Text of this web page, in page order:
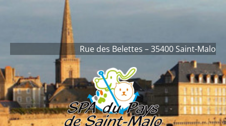
Rue des Belettes – 35400 Saint-Malo